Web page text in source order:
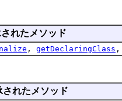
れたメソッド
, getDeclaringClass
されたメソッド